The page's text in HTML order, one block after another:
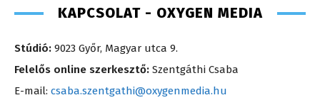
KAPCSOLAT - OXYGEN MEDIA
Stúdió: 9023 Győr, Magyar utca 9.
Felelős online szerkesztő: Szentgáthi Csaba
E-mail: csaba.szentgathi@oxygenmedia.hu